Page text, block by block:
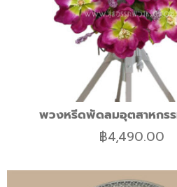
พวงหรีดพัดลมอุตสาหกร
฿4,490.00